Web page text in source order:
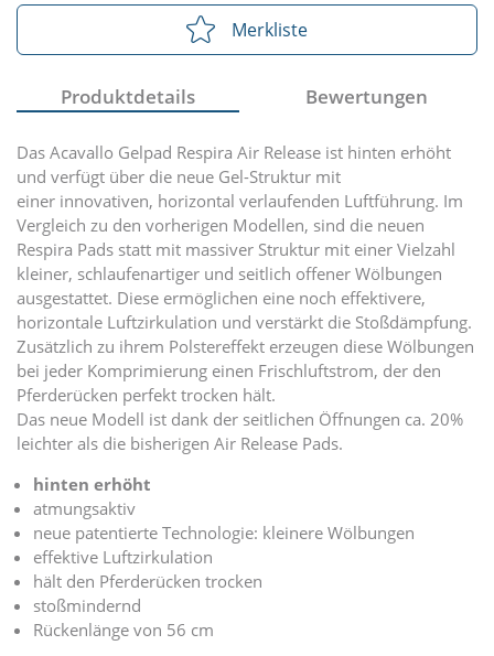
Merkliste
Produktdetails Bewertungen
Das Acavallo Gelpad Respira Air Release ist hinten erhöht
und verfügt über die neue Gel-Struktur mit
einer innovativen, horizontal verlaufenden Luftführung. Im
Vergleich zu den vorherigen Modellen, sind die neuen
Respira Pads statt mit massiver Struktur mit einer Vielzahl
kleiner, schlaufenartiger und seitlich offener Wölbungen
ausgestattet. Diese ermöglichen eine noch effektivere,
horizontale Luftzirkulation und verstärkt die Stoßdämpfung.
Zusätzlich zu ihrem Polstereffekt erzeugen diese Wölbungen
bei jeder Komprimierung einen Frischluftstrom, der den
Pferderücken perfekt trocken hält.
Das neue Modell ist dank der seitlichen Öffnungen ca. 20%
leichter als die bisherigen Air Release Pads.
hinten erhöht
atmungsaktiv
neue patentierte Technologie: kleinere Wölbungen
effektive Luftzirkulation
hält den Pferderücken trocken
stoßmindernd
Rückenlänge von 56 cm